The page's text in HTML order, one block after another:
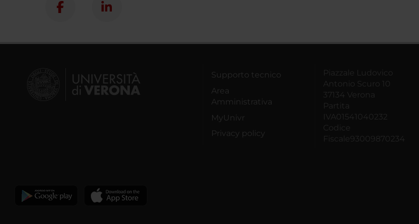
Supporto tecnico
Area
Amministrativa
MyUnivr
Privacy policy
Piazzale Ludovico
Antonio Scuro 10
37134 Verona
Partita
IVA01541040232
Codice
Fiscale93009870234